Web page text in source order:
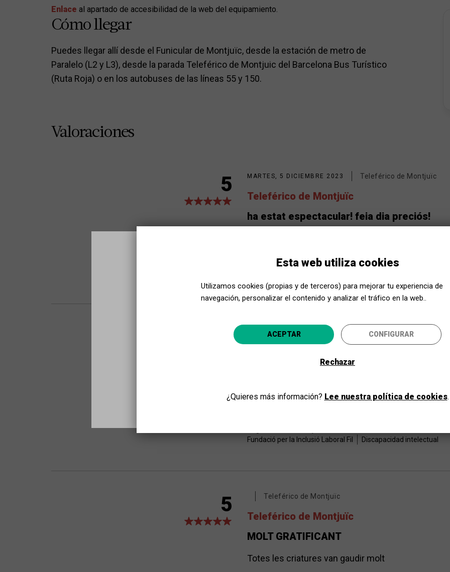
Enlace al apartado de accesibilidad de la web del equipamiento.
Cómo llegar
Puedes llegar allí desde el Funicular de Montjuïc, desde la estación de metro de
Paralelo (L2 y L3), desde la parada Teleférico de Montjuic del Barcelona Bus Turístico
(Ruta Roja) o en los autobuses de las líneas 55 y 150.
Acerca Cultura, ¡aún más cerca!
Selecciona tu provincia y disfruta de la cultura para todos
Valoraciones
5 MARTES, 5 DICIEMBRE 2023 Teleférico de Montjuïc
Teleférico de Montjuïc
ha estat espectacular! feia dia preciós!
Ferrís
Teleférico de Montjuïc
Molt interessant
Ens va agradar molt l'activitat, tot i que s'ha de
Fundació per la Inclusió Laboral Fil
Discapacidad intelectual
5 Teleférico de Montjuïc
Teleférico de Montjuïc
MOLT GRATIFICANT
Totes les criatures van gaudir molt
Esta web utiliza cookies
Utilizamos cookies (propias y de terceros) para mejorar tu experiencia de
navegación, personalizar el contenido y analizar el tráfico en la web..
ACEPTAR CONFIGURAR
Rechazar
¿Quieres más información? Lee nuestra política de cookies.